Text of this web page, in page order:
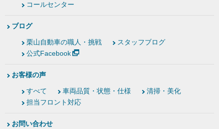
コールセンター
ブログ
栗山自動車の職人・挑戦
スタッフブログ
公式Facebook
お客様の声
すべて 車両品質・状態・仕様
清掃・美化
担当フロント対応
お問い合わせ